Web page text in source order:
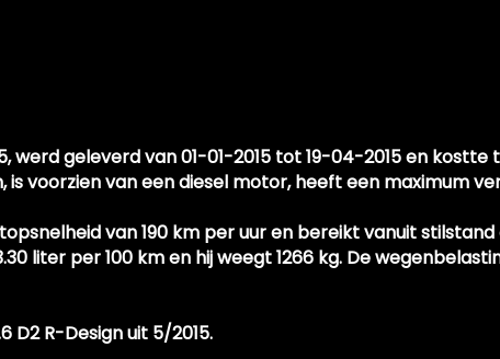
en netjes ingevuld
werd geleverd van 01-01-2015 tot 19-04-2015 en
is voorzien van een diesel motor, heeft een maximum
van 190 km per uur en bereikt vanuit stilstand
liter per 100 km en hij weegt 1266 kg. De
D2 R-Design uit 5/2015.